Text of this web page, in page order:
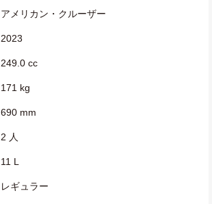
アメリカン・クルーザー
2023
249.0 cc
171 kg
690 mm
2 人
11 L
レギュラー